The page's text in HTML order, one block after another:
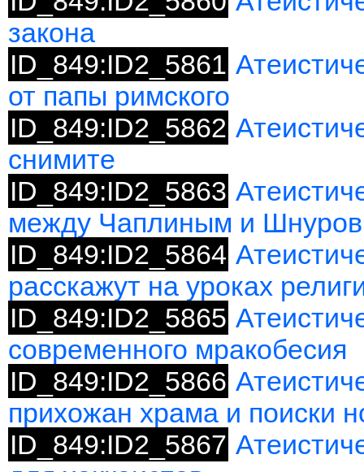
закона
ID_849:ID2_5861
от папы римского
ID_849:ID2_5862
снимите
ID_849:ID2_5863
между Чаплиным и
ID_849:ID2_5864
расскажут на уроках
ID_849:ID2_5865
современного мракобесия
ID_849:ID2_5866
прихожан храма и поиски
ID_849:ID2_5867